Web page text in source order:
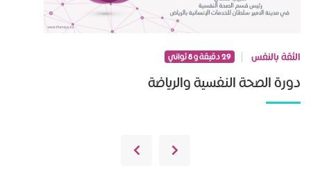
الثقة بالنفس 29 دقيقة و 8 ثواني
دورة الصحة النفسية والرياضة